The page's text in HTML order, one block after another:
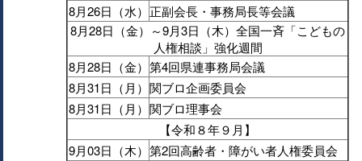
8月26日（水） 正副会長・事務局長等会議
8月28日（金）～9月3日（木）全国一斉「こどもの
人権相談」強化週間
8月28日（金） 第4回県連事務局会議
8月31日（月） 関ブロ企画委員会
8月31日（月） 関ブロ理事会
【令和８年９月】
9月03日（木） 第2回高齢者・障がい者人権委員会